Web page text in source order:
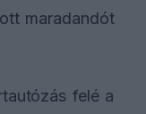
maradandót
felé a